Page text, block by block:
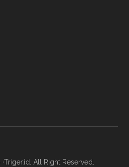
All Right Reserved.